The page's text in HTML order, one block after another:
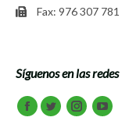
Fax: 976 307 781
Síguenos en las redes
Encuéntranos en:
Facebook
TwitterInstagram